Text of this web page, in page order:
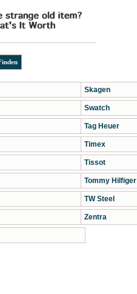
Skagen
Swatch
Tag Heuer
Timex
Tissot
Tommy Hilfiger
TW Steel
Zentra